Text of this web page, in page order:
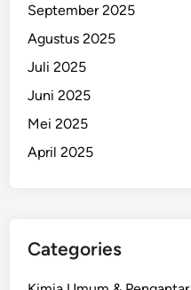
September 2025
Agustus 2025
Juli 2025
Juni 2025
Mei 2025
April 2025
Categories